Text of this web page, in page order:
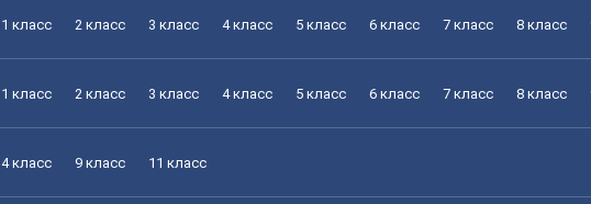
1 класс 2 класс 3 класс 4 класс 5 класс 6 класс 7 класс 8 класс
1 класс 2 класс 3 класс 4 класс 5 класс 6 класс 7 класс 8 класс
4 класс 9 класс 11 класс